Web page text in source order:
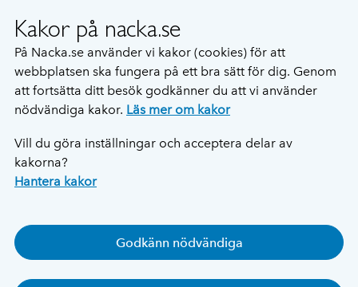
Kakor på nacka.se
På Nacka.se använder vi kakor (cookies) för att
webbplatsen ska fungera på ett bra sätt för dig. Genom
att fortsätta ditt besök godkänner du att vi använder
nödvändiga kakor. Läs mer om kakor
Vill du göra inställningar och acceptera delar av
kakorna?
Hantera kakor
Godkänn nödvändiga